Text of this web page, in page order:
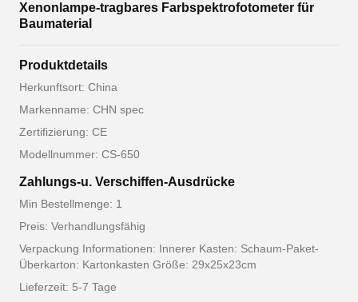
Xenonlampe-tragbares Farbspektrofotometer für
Baumaterial
Produktdetails
Herkunftsort: China
Markenname: CHN spec
Zertifizierung: CE
Modellnummer: CS-650
Zahlungs-u. Verschiffen-Ausdrücke
Min Bestellmenge: 1
Preis: Verhandlungsfähig
Verpackung Informationen: Innerer Kasten: Schaum-Paket-
Überkarton: Kartonkasten Größe: 29x25x23cm
Lieferzeit: 5-7 Tage